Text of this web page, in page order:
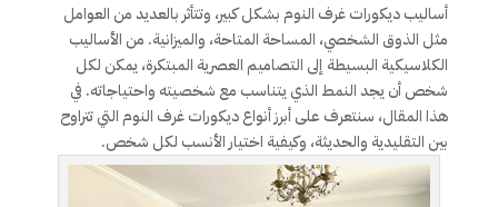
أساليب ديكورات غرف النوم بشكل كبير، وتتأثر بالعديد من العوامل
مثل الذوق الشخصي، المساحة المتاحة، والميزانية. من الأساليب
الكلاسيكية البسيطة إلى التصاميم العصرية المبتكرة، يمكن لكل
شخص أن يجد النمط الذي يتناسب مع شخصيته واحتياجاته. في
هذا المقال، سنتعرف على أبرز أنواع ديكورات غرف النوم التي تتراوح
بين التقليدية والحديثة، وكيفية اختيار الأنسب لكل شخص.